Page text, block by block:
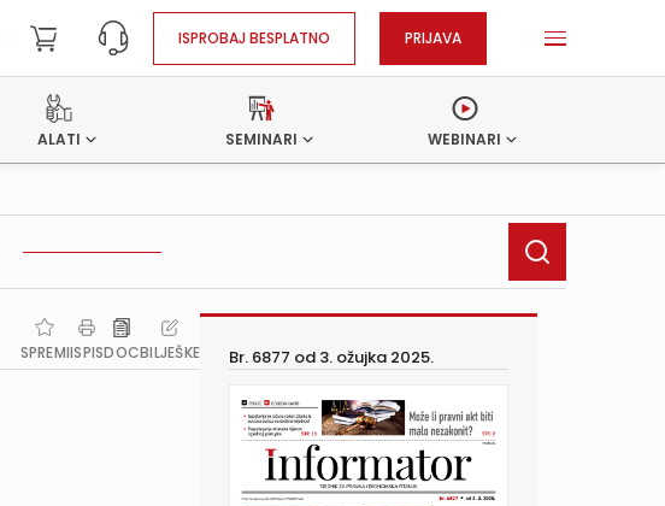
ISPROBAJ BESPLATNO PRIJAVA
ALATI SEMINARI WEBINARI
SPREMIISPISDOCBILJEŠKE Br. 6877 od 3. ožujka 2025.